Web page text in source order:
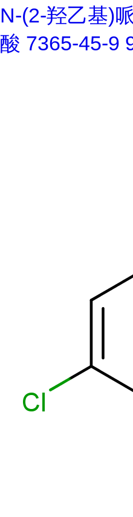
N-(2-羟乙基)
酸 7365-45-9